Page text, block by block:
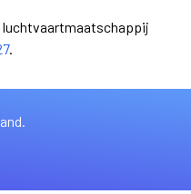
luchtvaartmaatschappij
.